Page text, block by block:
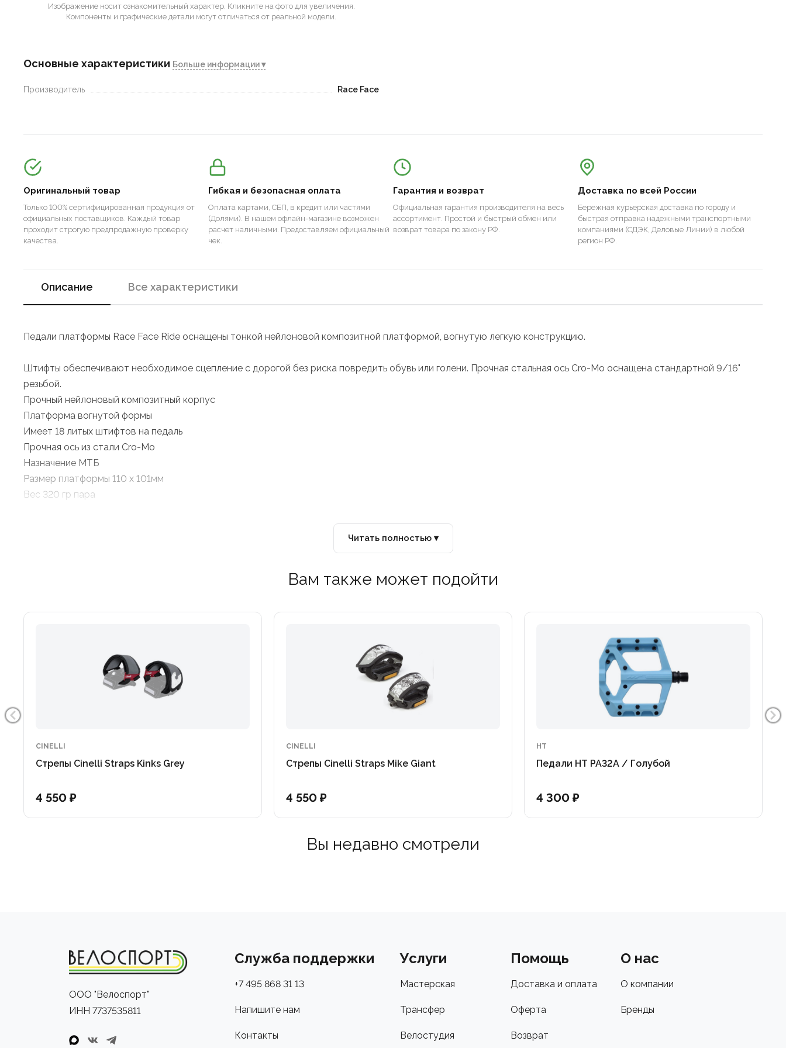
Изображение носит ознакомительный характер. Кликните на фото для увеличения.
Компоненты и графические детали могут отличаться от реальной модели.
Основные характеристики Больше информации ▾
Производитель Race Face
Оригинальный товар
Только 100% сертифицированная продукция от
официальных поставщиков. Каждый товар
проходит строгую предпродажную проверку
качества.
Гибкая и безопасная оплата
Оплата картами, СБП, в кредит или частями
(Долями). В нашем офлайн-магазине возможен
расчет наличными. Предоставляем официальный
чек.
Гарантия и возврат
Официальная гарантия производителя на весь
ассортимент. Простой и быстрый обмен или
возврат товара по закону РФ.
Доставка по всей России
Бережная курьерская доставка по городу и
быстрая отправка надежными транспортными
компаниями (СДЭК, Деловые Линии) в любой
регион РФ.
Описание Все характеристики
Педали платформы Race Face Ride оснащены тонкой нейлоновой композитной платформой, вогнутую легкую конструкцию.
Штифты обеспечивают необходимое сцепление с дорогой без риска повредить обувь или голени. Прочная стальная ось Cro-Mo оснащена стандартной 9/16"
резьбой.
Прочный нейлоновый композитный корпус
Платформа вогнутой формы
Имеет 18 литых штифтов на педаль
Прочная ось из стали Cro-Mo
Назначение МТБ
Размер платформы 110 x 101мм
Вес 320 гр пара
Читать полностью ▾
Вам также может подойти
CINELLI
Стрепы Cinelli Straps Kinks Grey
4 550 ₽
CINELLI
Стрепы Cinelli Straps Mike Giant
4 550 ₽
HT
Педали HT PA32A / Голубой
4 300 ₽
Вы недавно смотрели
ООО "Велоспорт"
ИНН 7737535811
Служба поддержки
+7 495 868 31 13
Напишите нам
Контакты
Услуги
Мастерская
Трансфер
Велостудия
Помощь
Доставка и оплата
Оферта
Возврат
О нас
О компании
Бренды